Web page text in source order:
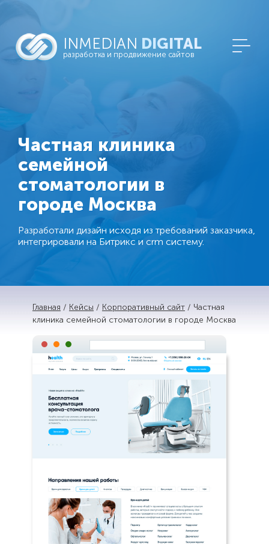
INMEDIAN DIGITAL
разработка и продвижение сайтов
Частная клиника
семейной
стоматологии в
городе Москва
Разработали дизайн исходя из требований заказчика,
интегрировали на Битрикс и crm систему.
Главная / Кейсы / Корпоративный сайт / Частная
клиника семейной стоматологии в городе Москва